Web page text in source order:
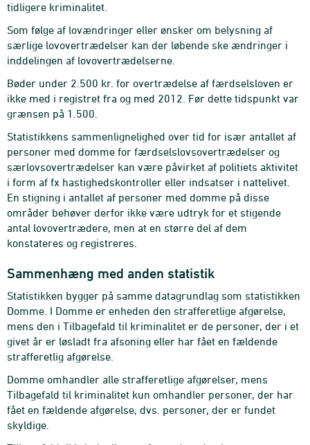
tidligere kriminalitet.
Som følge af lovændringer eller ønsker om belysning af
særlige lovovertrædelser kan der løbende ske ændringer i
inddelingen af lovovertrædelserne.
Bøder under 2.500 kr. for overtrædelse af færdselsloven er
ikke med i registret fra og med 2012. Før dette tidspunkt var
grænsen på 1.500.
Statistikkens sammenlignelighed over tid for især antallet af
personer med domme for færdselslovsovertrædelser og
særlovsovertrædelser kan være påvirket af politiets aktivitet
i form af fx hastighedskontroller eller indsatser i nattelivet.
En stigning i antallet af personer med domme på disse
områder behøver derfor ikke være udtryk for et stigende
antal lovovertrædere, men at en større del af dem
konstateres og registreres.
Sammenhæng med anden statistik
Statistikken bygger på samme datagrundlag som statistikken
Domme. I Domme er enheden den strafferetlige afgørelse,
mens den i Tilbagefald til kriminalitet er de personer, der i et
givet år er løsladt fra afsoning eller har fået en fældende
strafferetlig afgørelse.
Domme omhandler alle strafferetlige afgørelser, mens
Tilbagefald til kriminalitet kun omhandler personer, der har
fået en fældende afgørelse, dvs. personer, der er fundet
skyldige.